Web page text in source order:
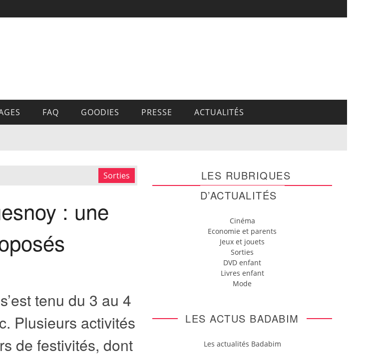
FAQ GOODIES PRESSE ACTUALITÉS
Sorties
: une
tenu du 3 au 4
Plusieurs activités
de festivités, dont
LES RUBRIQUES
D’ACTUALITÉS
Cinéma
Economie et parents
Jeux et jouets
Sorties
DVD enfant
Livres enfant
Mode
LES ACTUS BADABIM
Les actualités Badabim